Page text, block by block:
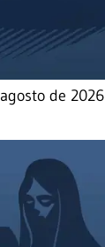
de 2026